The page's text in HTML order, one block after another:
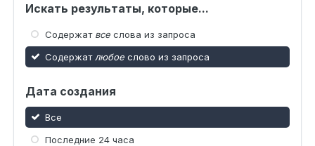
Искать результаты, которые...
Содержат все слова из запроса
Содержат любое слово из запроса
Дата создания
Все
Последние 24 часа